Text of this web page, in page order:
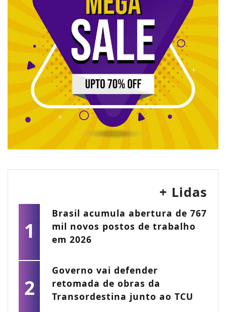
+ Lidas
1
Brasil acumula abertura de 767
mil novos postos de trabalho
em 2026
2
Governo vai defender
retomada de obras da
Transordestina junto ao TCU